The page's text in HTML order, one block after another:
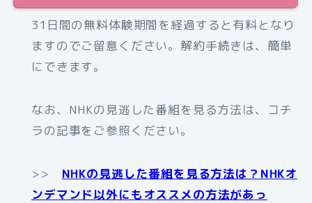
31日間の無料体験期間を経過すると有料となり
ますのでご留意ください。解約手続きは、簡単
にできます。
なお、NHKの見逃した番組を見る方法は、コチ
ラの記事をご参照ください。
>> NHKの見逃した番組を見る方法は？NHKオ
ンデマンド以外にもオススメの方法があっ